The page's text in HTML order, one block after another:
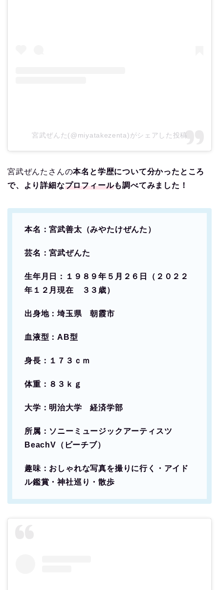
宮武ぜんた(@miyatakezenta)がシェアした投稿
宮武ぜんたさんの本名と学歴について分かったところ
で、より詳細なプロフィールも調べてみました！
本名：宮武善太（みやたけぜんた）
芸名：宮武ぜんた
生年月日：１９８９年５月２６日（２０２２
年１２月現在 ３３歳）
出身地：埼玉県 朝霞市
血液型：AB型
身長：１７３ｃｍ
体重：８３ｋｇ
大学：明治大学 経済学部
所属：ソニーミュージックアーティスツ
BeachV（ビーチブ）
趣味：おしゃれな写真を撮りに行く・アイド
ル鑑賞・神社巡り・散歩